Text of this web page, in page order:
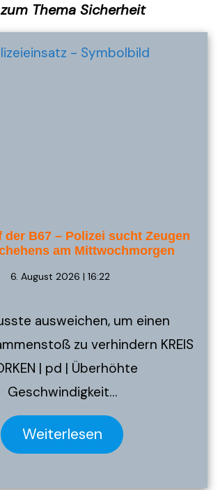
Thema Sicherheit
der B67 – Polizei sucht Zeugen
am Mittwochmorgen
6. August 2026 | 16:22
ausweichen, um einen
zu verhindern KREIS
| pd | Überhöhte
Geschwindigkeit…
Weiterlesen